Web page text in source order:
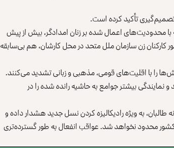
تأکید کرده است.‏
‏محدودیت‌های اعمال شده بر زنان امدادگر، بیش از پیش
زن سازمان ملل ‏متحد در محل کارشان، هم بی‌سابقه
را با ‏اقلیت‌های قومی، مذهبی و زبانی تشدید می‌کنند.‏
نمایندگی ‏بیشتر جوامع به حاشیه رانده شده را در
به ویژه رادیکالیزه کردن نسل جدید هشدار داده و
کشور محدود نخواهد شد. ‏عواقب انفعال به طور گسترده‌تری